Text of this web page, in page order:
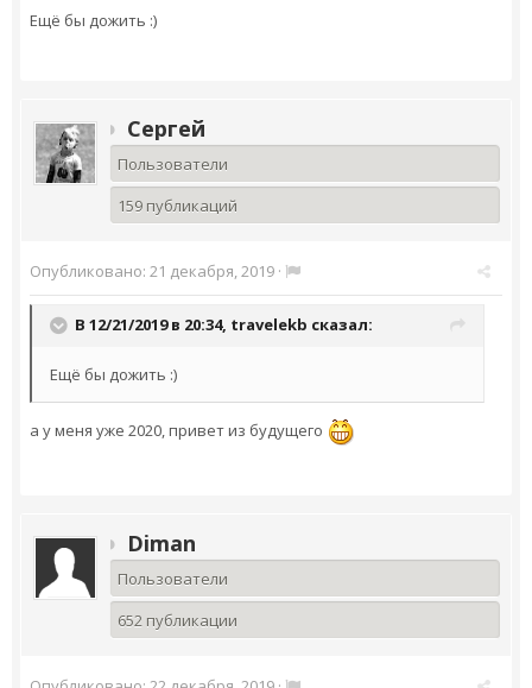
Ещё бы дожить :)
Сергей
Пользователи
159 публикаций
Опубликовано: 21 декабря, 2019 ·
В 12/21/2019 в 20:34, travelekb сказал:
Ещё бы дожить :)
а у меня уже 2020, привет из будущего
Diman
Пользователи
652 публикации